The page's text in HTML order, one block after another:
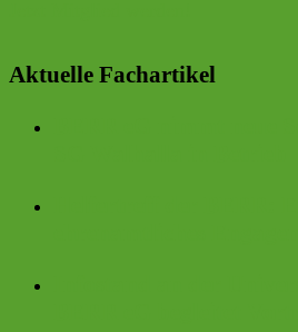
Aktuelle Fachartikel